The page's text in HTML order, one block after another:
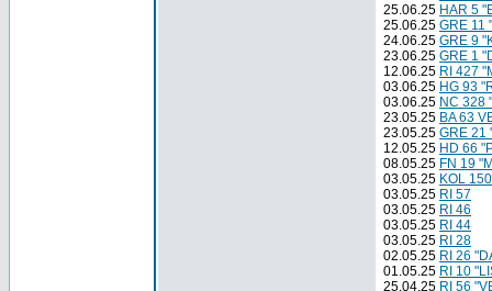
25.06.25 HAR 5
25.06.25 GRE 11
24.06.25 GRE 9
23.06.25 GRE 1
12.06.25 RI 427
03.06.25 HG 93
03.06.25 NC 328
23.05.25 BA 63
23.05.25 GRE 21
12.05.25 HD 66
08.05.25 FN 19
03.05.25 KOL
03.05.25 RI 57
03.05.25 RI 46
03.05.25 RI 44
03.05.25 RI 28
02.05.25 RI 26
01.05.25 RI 10
25.04.25 RI 56